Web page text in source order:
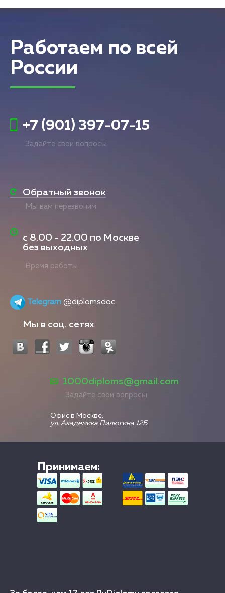
Работаем по всей
России
+7 (901) 397-07-15
Задайте свои вопросы
Обратный звонок
Мы вам перезвоним
с 8.00 - 22.00 по Москве
без выходных
Время работы
Telegram @diplomsdoc
Мы в соц. сетях
1000diploms@gmail.com
Задайте свои вопросы
Офис в Москве:
ул. Академика Пилюгина 12Б
Принимаем: